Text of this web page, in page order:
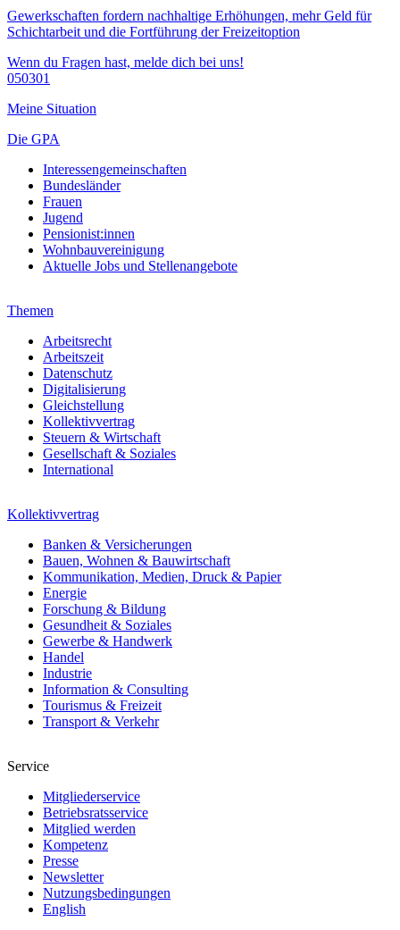
Gewerkschaften fordern nachhaltige Erhöhungen, mehr Geld für
Schichtarbeit und die Fortführung der Freizeitoption
Wenn du Fragen hast, melde dich bei uns!
050301
Meine Situation
Die GPA
Interessengemeinschaften
Bundesländer
Frauen
Jugend
Pensionist:innen
Wohnbauvereinigung
Aktuelle Jobs und Stellenangebote
Themen
Arbeitsrecht
Arbeitszeit
Datenschutz
Digitalisierung
Gleichstellung
Kollektivvertrag
Steuern & Wirtschaft
Gesellschaft & Soziales
International
Kollektivvertrag
Banken & Versicherungen
Bauen, Wohnen & Bauwirtschaft
Kommunikation, Medien, Druck & Papier
Energie
Forschung & Bildung
Gesundheit & Soziales
Gewerbe & Handwerk
Handel
Industrie
Information & Consulting
Tourismus & Freizeit
Transport & Verkehr
Service
Mitgliederservice
Betriebsratsservice
Mitglied werden
Kompetenz
Presse
Newsletter
Nutzungsbedingungen
English